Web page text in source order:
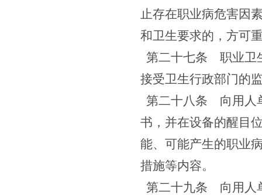
止存在职业病危害因
和卫生要求的，方可
第二十七条 职业卫
接受卫生行政部门的
第二十八条 向用人
书，并在设备的醒目
能、可能产生的职业
措施等内容。
第二十九条 向用人